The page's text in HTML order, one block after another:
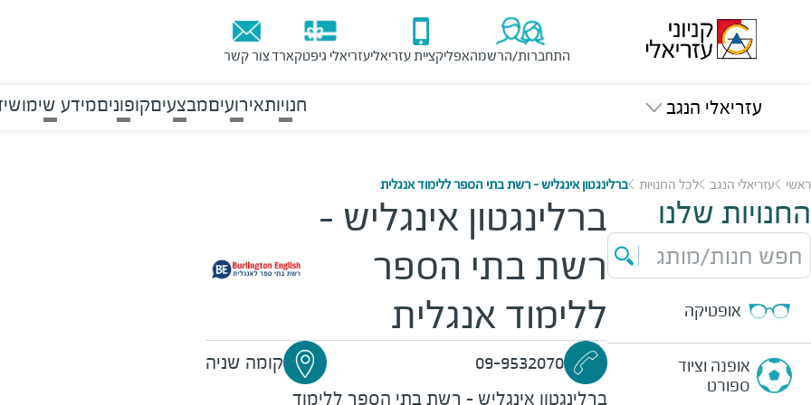
התחברות/הרשמהאפליקציית עזריאליעזריאלי גיפטקארדצור קשר
עזריאלי הנגב חנויותאירועיםמבצעיםקופוניםמידע שימושי
ראשי עזריאלי הנגב לכל החנויות ברלינגטון אינגליש - רשת בתי הספר ללימוד אנגלית
החנויות שלנו
חפש חנות/מותג
אופטיקה
אופנה וציוד
ספורט
ברלינגטון אינגליש -
רשת בתי הספר
ללימוד אנגלית
09-9532070
קומה שניה
ברלינגטון אינגליש - רשת בתי הספר ללימוד